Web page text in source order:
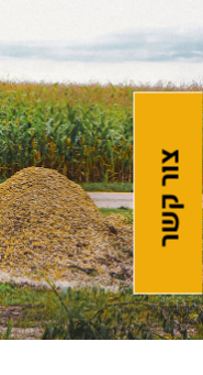
צור קשר